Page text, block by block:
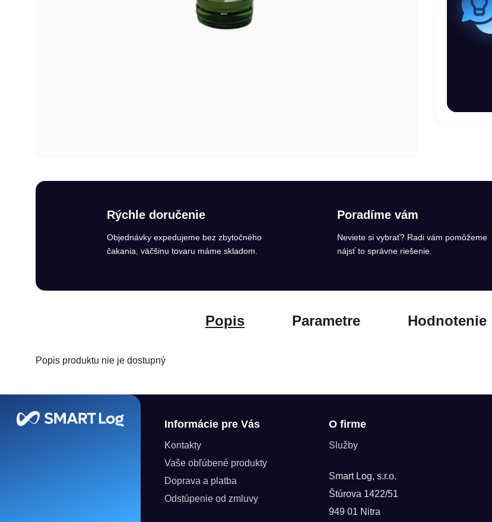
Rýchle doručenie
Objednávky expedujeme bez zbytočného
čakania, väčšinu tovaru máme skladom.
Poradíme vám
Neviete si vybrať? Radi vám pomôžeme
nájsť to správne riešenie.
Popis Parametre Hodnotenie
Popis produktu nie je dostupný
Informácie pre Vás
Kontakty
Vaše obľúbené produkty
Doprava a platba
Odstúpenie od zmluvy
O firme
Služby
Smart Log, s.r.o.
Štúrova 1422/51
949 01 Nitra